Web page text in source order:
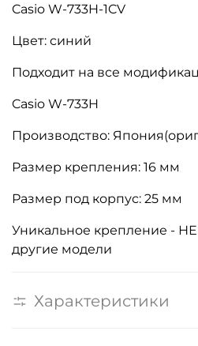
Casio W-733H-1CV
Цвет: синий
Подходит на все
Casio W-733H
Производство:
Размер крепления: 16 мм
Размер под корпус: 25 мм
Уникальное крепление -
другие модели
Характеристики